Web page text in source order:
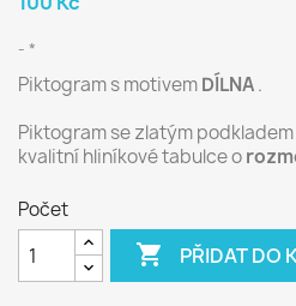
*
Piktogram s motivemDÍLNA.
Piktogram se zlatým
kvalitní hliníkové tabulce o
Počet
 PŘIDAT DO